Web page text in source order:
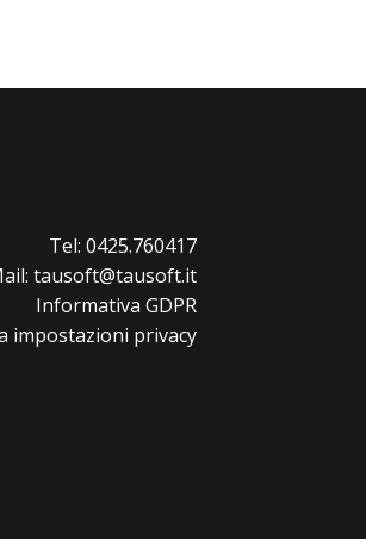
Tel: 0425.760417
tausoft@tausoft.it
Informativa GDPR
impostazioni privacy